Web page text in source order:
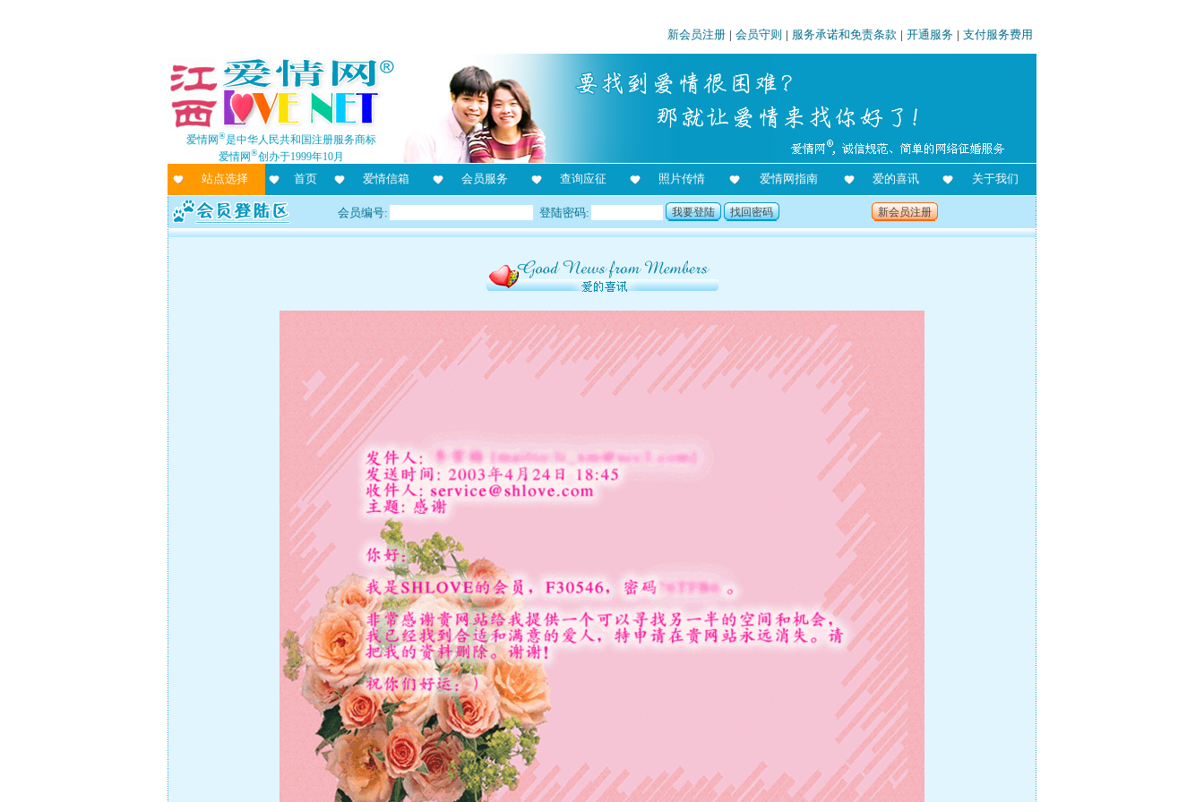
新会员注册 | 会员守则 | 服务承诺和免责条款 | 开通服务 | 支付服务费用
爱情网®是中华人民共和国注册服务商标
爱情网®创办于1999年10月
站点选择 首页 爱情信箱 会员服务 查询应征 照片传情 爱情网指南 爱的喜讯 关于我们
会员编号: 登陆密码: 我要登陆 找回密码 新会员注册